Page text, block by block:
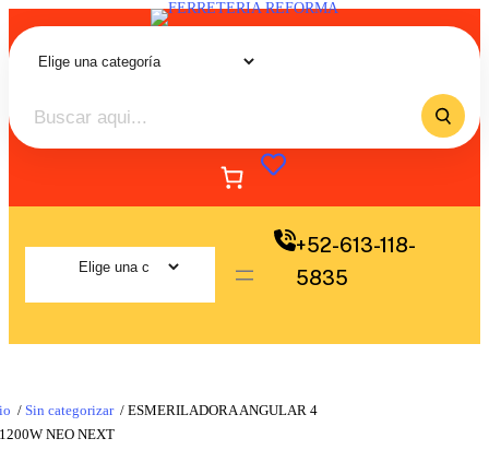
+52-613-118-
5835
/ Sin categorizar / ESMERILADORA ANGULAR 4
NEO NEXT